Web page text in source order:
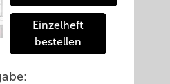
Einzelheft
bestellen